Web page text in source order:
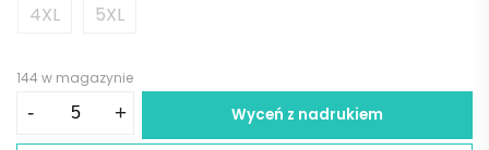
4XL
5XL
144 w magazynie
- + Wyceń z nadrukiem